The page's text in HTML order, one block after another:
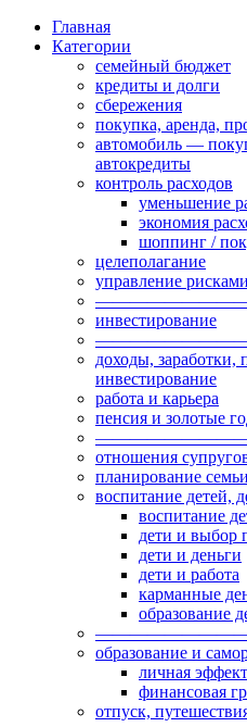
content
Главная
Категории
семейный бюджет
кредиты и долги
сбережения
покупка, аренда,
автомобиль —
автокредиты
контроль расходов
уменьшение
экономия
шоппинг /
целеполагание
управление
инвестирование
доходы, заработки,
инвестирование
работа и карьера
пенсия и золотые
отношения
планирование
воспитание детей,
воспитание
дети и выбор
дети и деньги
дети и работа
карманные
образование
образование и
личная
финансовая
отпуск,